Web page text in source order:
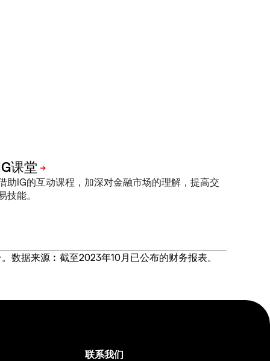
助IG的互动课程，加深对金融市场的理解，提高交
技能。
数据来源︰截至2023年10月已公布的财务报表。
联系我们